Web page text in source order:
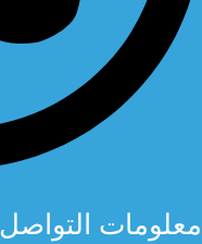
معلومات التواصل